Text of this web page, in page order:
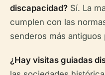
discapacidad? Sí. La
cumplen con las
senderos más
¿Hay visitas guiadas